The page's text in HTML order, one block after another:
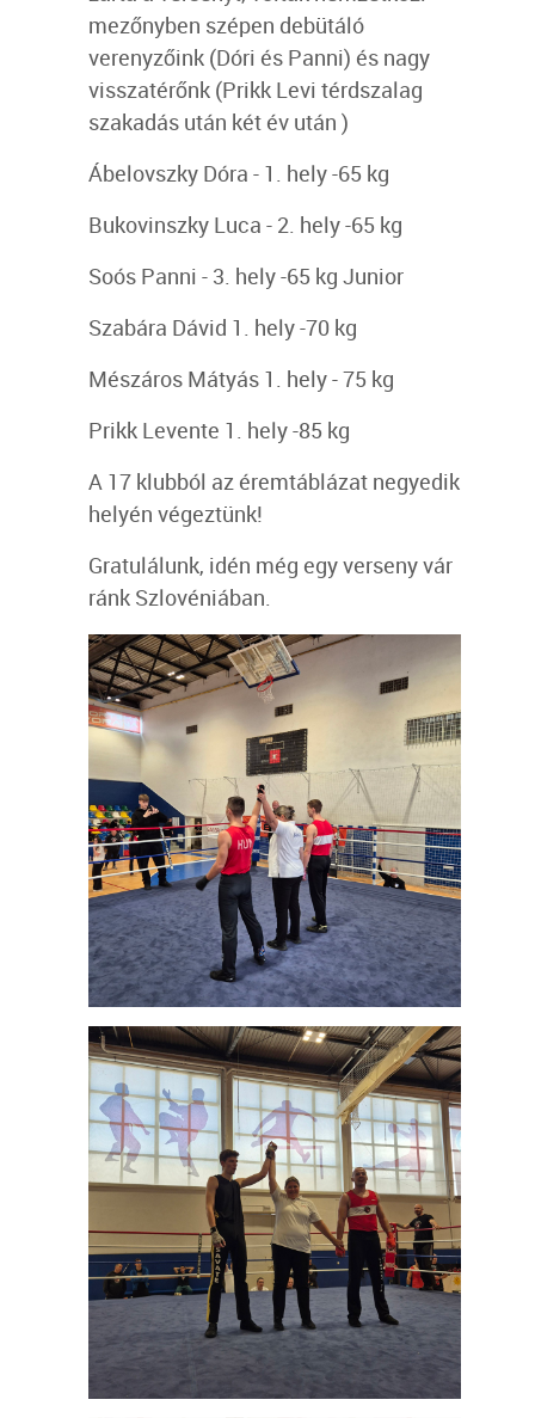
mezőnyben szépen debütáló
verenyzőink (Dóri és Panni) és nagy
visszatérőnk (Prikk Levi térdszalag
szakadás után két év után )
Ábelovszky Dóra - 1. hely -65 kg
Bukovinszky Luca - 2. hely -65 kg
Soós Panni - 3. hely -65 kg Junior
Szabára Dávid 1. hely -70 kg
Mészáros Mátyás 1. hely - 75 kg
Prikk Levente 1. hely -85 kg
A 17 klubból az éremtáblázat negyedik
helyén végeztünk!
Gratulálunk, idén még egy verseny vár
ránk Szlovéniában.